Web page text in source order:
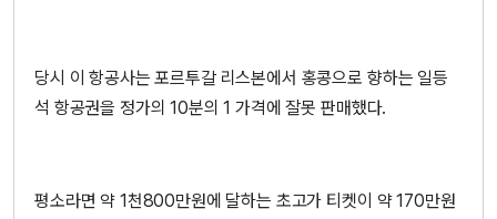
당시 이 항공사는 포르투갈 리스본에서 홍콩으로 향하는 일등
석 항공권을 정가의 10분의 1 가격에 잘못 판매했다.
평소라면 약 1천800만원에 달하는 초고가 티켓이 약 170만원